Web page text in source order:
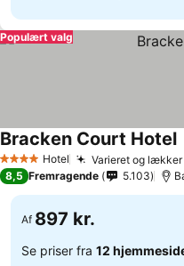
Populært valg
4 StjernerHotel Varieret og
Bracken Court Hotel
8,5 Fremragende 5.103
Af 897 kr.
Se priser fra 12